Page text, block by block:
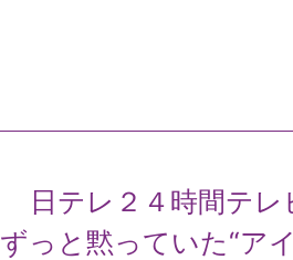
日テレ２４時間テ
っと黙っていた“ア